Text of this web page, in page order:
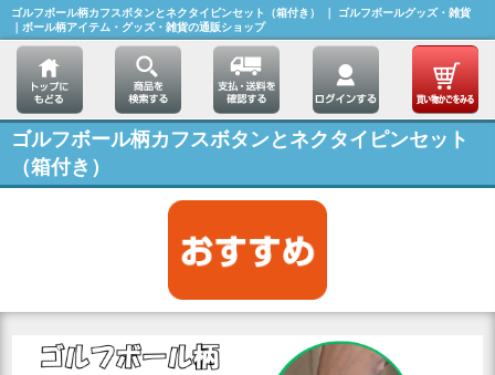
ゴルフボール柄カフスボタンとネクタイピンセット（箱付き） ｜ ゴルフボールグッズ・雑貨
｜ボール柄アイテム・グッズ・雑貨の通販ショップ
ゴルフボール柄カフスボタンとネクタイピンセット
（箱付き）